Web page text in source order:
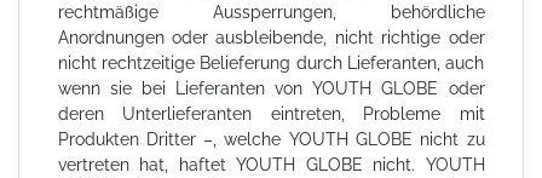
rechtmäßige Aussperrungen, behördliche
Anordnungen oder ausbleibende, nicht richtige oder
nicht rechtzeitige Belieferung durch Lieferanten, auch
wenn sie bei Lieferanten von YOUTH GLOBE oder
deren Unterlieferanten eintreten, Probleme mit
Produkten Dritter –, welche YOUTH GLOBE nicht zu
vertreten hat, haftet YOUTH GLOBE nicht. YOUTH